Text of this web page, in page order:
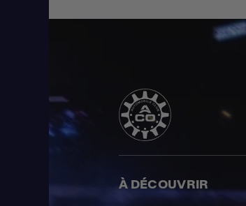
À DÉCOUVRIR